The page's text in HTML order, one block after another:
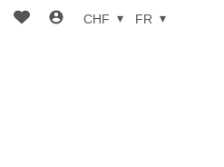
CHF FR